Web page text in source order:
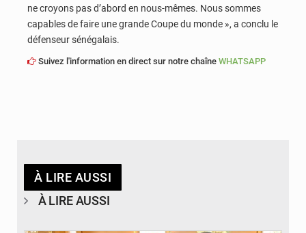
ne croyons pas d’abord en nous-mêmes. Nous sommes
capables de faire une grande Coupe du monde », a conclu le
défenseur sénégalais.
Suivez l'information en direct sur notre chaîne WHATSAPP
À LIRE AUSSI
À LIRE AUSSI